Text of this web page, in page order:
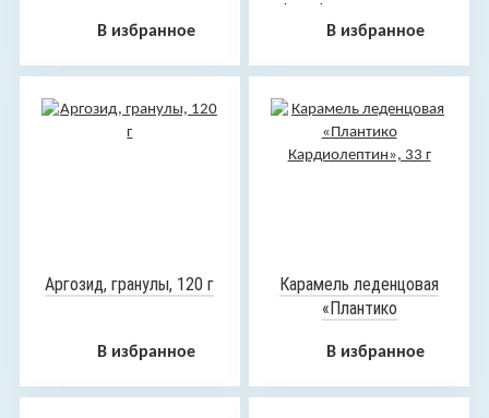
В избранное
фитоформула, 235 мл
В избранное
Аргозид, гранулы, 120 г
В избранное
Карамель леденцовая
«Плантико
В избранное